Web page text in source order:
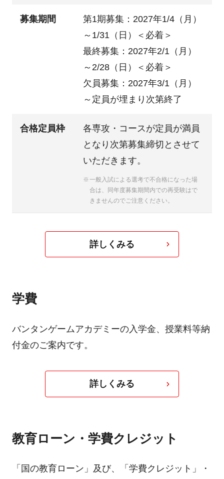
募集期間
第1期募集：2027年1/4（月）
～1/31（日）＜必着＞
最終募集：2027年2/1（月）
～2/28（日）＜必着＞
欠員募集：2027年3/1（月）
～定員が埋まり次第終了
合格定員枠
各専攻・コースが定員が満員
となり次第募集締切とさせて
いただきます。
一般入試による選考で不合格になった場
合は、同年度募集期間内での再受験はで
きませんのでご注意ください。
詳しくみる
学費
バンタンゲームアカデミーの入学金、授業料等納
付金のご案内です。
詳しくみる
教育ローン・学費クレジット
「国の教育ローン」及び、「学費クレジット」・